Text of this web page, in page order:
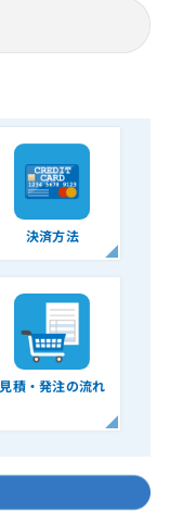
決済方法
見積・発注の流れ